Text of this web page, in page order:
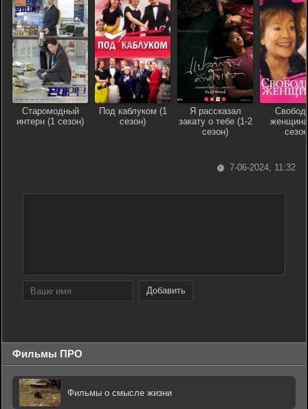
Старомодный
интерн (1 сезон)
Под каблуком (1
сезон)
Я рассказал
закату о тебе (1-2
сезон)
7-06-2024, 11:32
Добавить
Фильмы ПРО
Фильмы о смысле жизни